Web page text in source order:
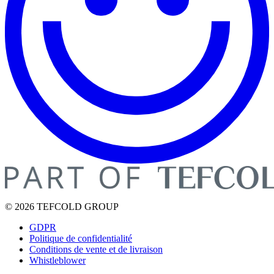
© 2026 TEFCOLD GROUP
GDPR
Politique de confidentialité
Conditions de vente et de livraison
Whistleblower